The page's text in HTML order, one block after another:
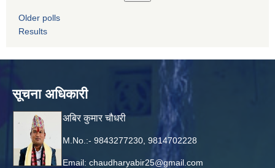
Older polls
Results
सूचना अधिकारी
अबिर कुमार चौधरी
M.No.:- 9843277230, 9814702228
Email: chaudharyabir25@gmail.com